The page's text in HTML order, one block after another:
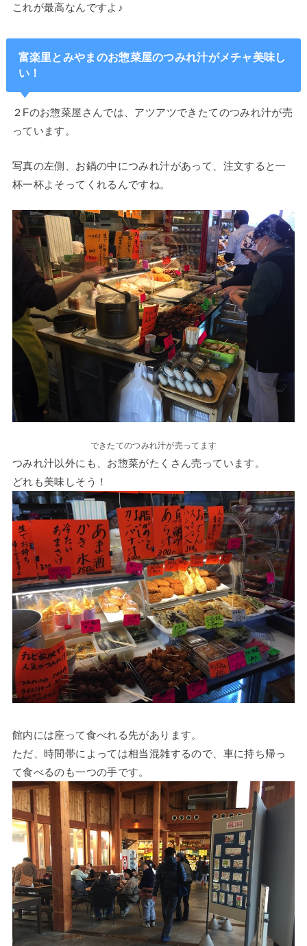
これが最高なんですよ♪
富楽里とみやまのお惣菜屋のつみれ汁がメチャ美味し
い！
２Fのお惣菜屋さんでは、アツアツできたてのつみれ汁が売
っています。
写真の左側、お鍋の中につみれ汁があって、注文すると一
杯一杯よそってくれるんですね。
できたてのつみれ汁が売ってます
つみれ汁以外にも、お惣菜がたくさん売っています。
どれも美味しそう！
館内には座って食べれる先があります。
ただ、時間帯によっては相当混雑するので、車に持ち帰っ
て食べるのも一つの手です。